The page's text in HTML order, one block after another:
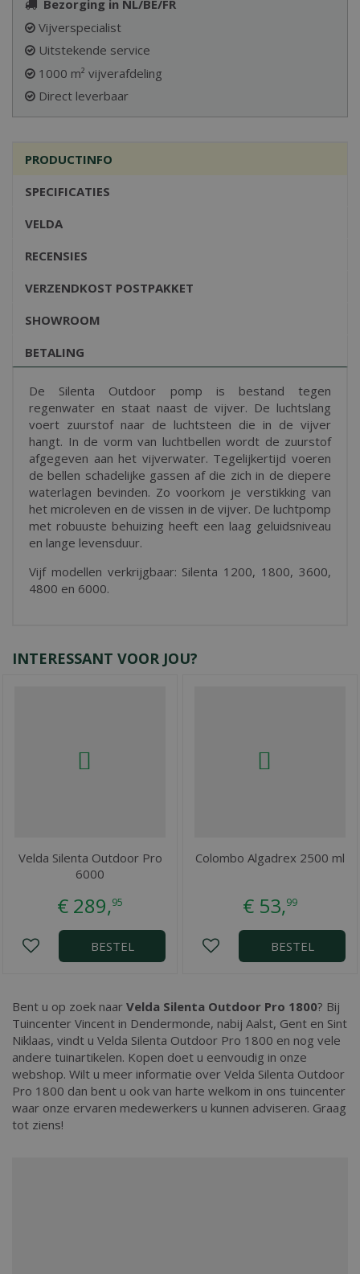
Bezorging in NL/BE/FR
Vijverspecialist
Uitstekende service
1000 m² vijverafdeling
Direct leverbaar
PRODUCTINFO
SPECIFICATIES
VELDA
RECENSIES
VERZENDKOST POSTPAKKET
SHOWROOM
BETALING
De Silenta Outdoor pomp is bestand tegen
regenwater en staat naast de vijver. De luchtslang
voert zuurstof naar de luchtsteen die in de vijver
hangt. In de vorm van luchtbellen wordt de zuurstof
afgegeven aan het vijverwater. Tegelijkertijd voeren
de bellen schadelijke gassen af die zich in de diepere
waterlagen bevinden. Zo voorkom je verstikking van
het microleven en de vissen in de vijver. De luchtpomp
met robuuste behuizing heeft een laag geluidsniveau
en lange levensduur.
Vijf modellen verkrijgbaar: Silenta 1200, 1800, 3600,
4800 en 6000.
INTERESSANT VOOR JOU?
Velda Silenta Outdoor Pro
6000
€ 289,95
BESTEL
Colombo Algadrex 2500 ml
€ 53,99
BESTEL
Bent u op zoek naar Velda Silenta Outdoor Pro 1800? Bij
Tuincenter Vincent in Dendermonde, nabij Aalst, Gent en Sint
Niklaas, vindt u Velda Silenta Outdoor Pro 1800 en nog vele
andere tuinartikelen. Kopen doet u eenvoudig in onze
webshop. Wilt u meer informatie over Velda Silenta Outdoor
Pro 1800 dan bent u ook van harte welkom in ons tuincenter
waar onze ervaren medewerkers u kunnen adviseren. Graag
tot ziens!